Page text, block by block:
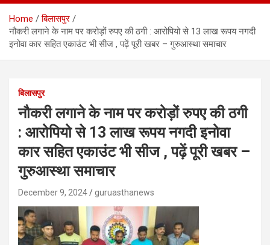
Home
बिलासपुर
नौकरी लगाने के नाम पर करोड़ों रुपए की ठगी : आरोपियो से 13 लाख रूपय नगदी
इनोवा कार सहित एकाउंट भी सीज , पढ़ें पूरी खबर – गुरुआस्था समाचार
बिलासपुर
नौकरी लगाने के नाम पर करोड़ों रुपए की ठगी
: आरोपियो से 13 लाख रूपय नगदी इनोवा
कार सहित एकाउंट भी सीज , पढ़ें पूरी खबर –
गुरुआस्था समाचार
December 9, 2024 guruasthanews